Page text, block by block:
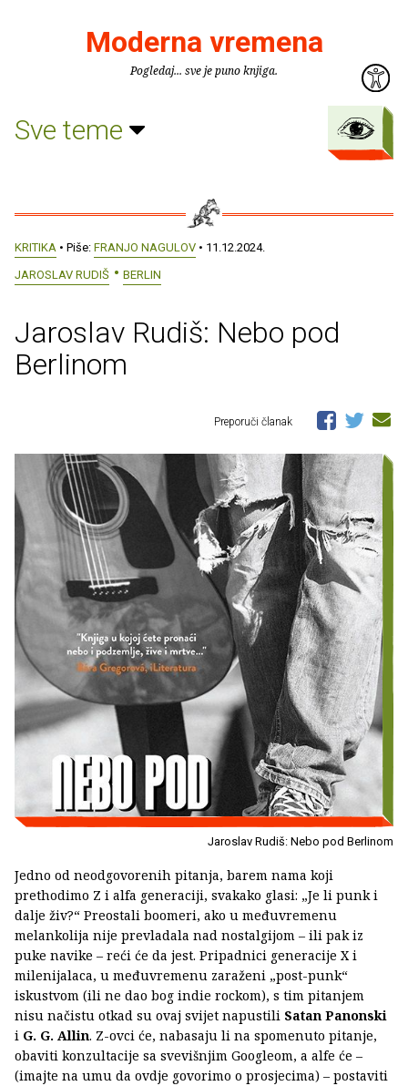
Moderna vremena
Pogledaj... sve je puno knjiga.
Sve teme
KRITIKA • Piše: FRANJO NAGULOV • 11.12.2024.
JAROSLAV RUDIŠ
BERLIN
Jaroslav Rudiš: Nebo pod
Berlinom
Preporuči članak
Jaroslav Rudiš: Nebo pod Berlinom
Jedno od neodgovorenih pitanja, barem nama koji
prethodimo Z i alfa generaciji, svakako glasi: „Je li punk i
dalje živ?“ Preostali boomeri, ako u međuvremenu
melankolija nije prevladala nad nostalgijom – ili pak iz
puke navike – reći će da jest. Pripadnici generacije X i
milenijalaca, u međuvremenu zaraženi „post-punk“
iskustvom (ili ne dao bog indie rockom), s tim pitanjem
nisu načistu otkad su ovaj svijet napustili Satan Panonski
i G. G. Allin. Z-ovci će, nabasaju li na spomenuto pitanje,
obaviti konzultacije sa svevišnjim Googleom, a alfe će –
(imajte na umu da ovdje govorimo o prosjecima) – postaviti